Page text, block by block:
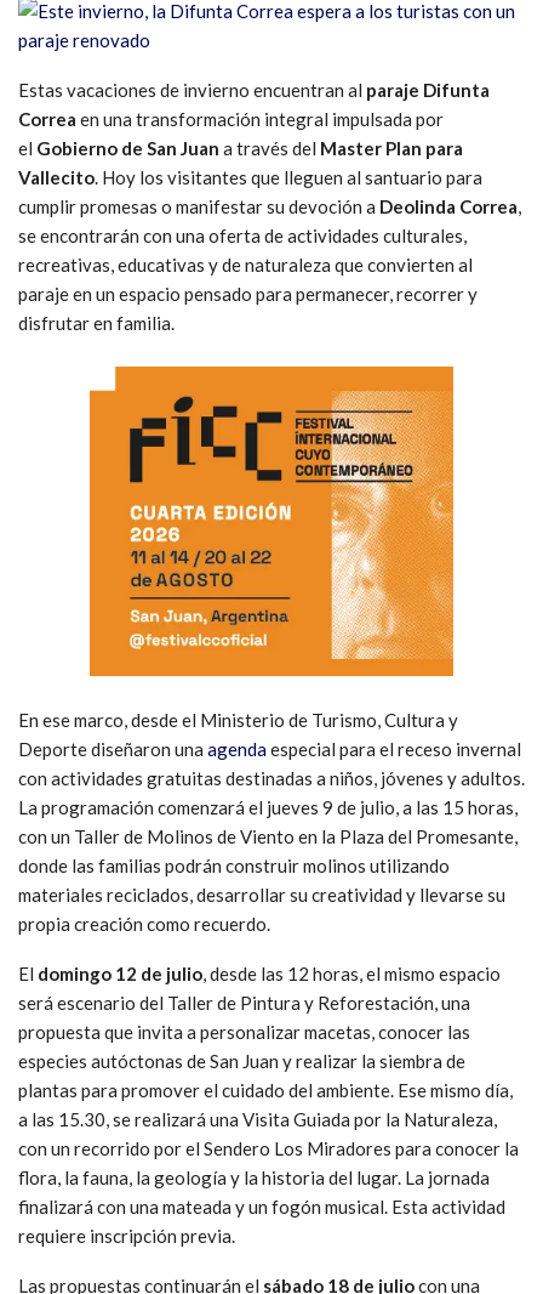
Estas vacaciones de invierno encuentran al paraje Difunta
Correa en una transformación integral impulsada por
el Gobierno de San Juan a través del Master Plan para
Vallecito. Hoy los visitantes que lleguen al santuario para
cumplir promesas o manifestar su devoción a Deolinda Correa,
se encontrarán con una oferta de actividades culturales,
recreativas, educativas y de naturaleza que convierten al
paraje en un espacio pensado para permanecer, recorrer y
disfrutar en familia.
En ese marco, desde el Ministerio de Turismo, Cultura y
Deporte diseñaron una agendaespecial para el receso invernal
con actividades gratuitas destinadas a niños, jóvenes y adultos.
La programación comenzará el jueves 9 de julio, a las 15 horas,
con un Taller de Molinos de Viento en la Plaza del Promesante,
donde las familias podrán construir molinos utilizando
materiales reciclados, desarrollar su creatividad y llevarse su
propia creación como recuerdo.
El domingo 12 de julio, desde las 12 horas, el mismo espacio
será escenario del Taller de Pintura y Reforestación, una
propuesta que invita a personalizar macetas, conocer las
especies autóctonas de San Juan y realizar la siembra de
plantas para promover el cuidado del ambiente. Ese mismo día,
a las 15.30, se realizará una Visita Guiada por la Naturaleza,
con un recorrido por el Sendero Los Miradores para conocer la
flora, la fauna, la geología y la historia del lugar. La jornada
finalizará con una mateada y un fogón musical. Esta actividad
requiere inscripción previa.
Las propuestas continuarán el sábado 18 de juliocon una